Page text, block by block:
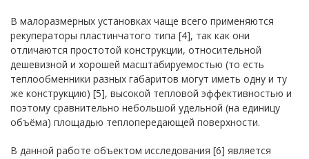
В малоразмерных установках чаще всего применяются
рекуператоры пластинчатого типа [4], так как они
отличаются простотой конструкции, относительной
дешевизной и хорошей масштабируемостью (то есть
теплообменники разных габаритов могут иметь одну и ту
же конструкцию) [5], высокой тепловой эффективностью и
поэтому сравнительно небольшой удельной (на единицу
объёма) площадью теплопередающей поверхности.
В данной работе объектом исследования [6] является